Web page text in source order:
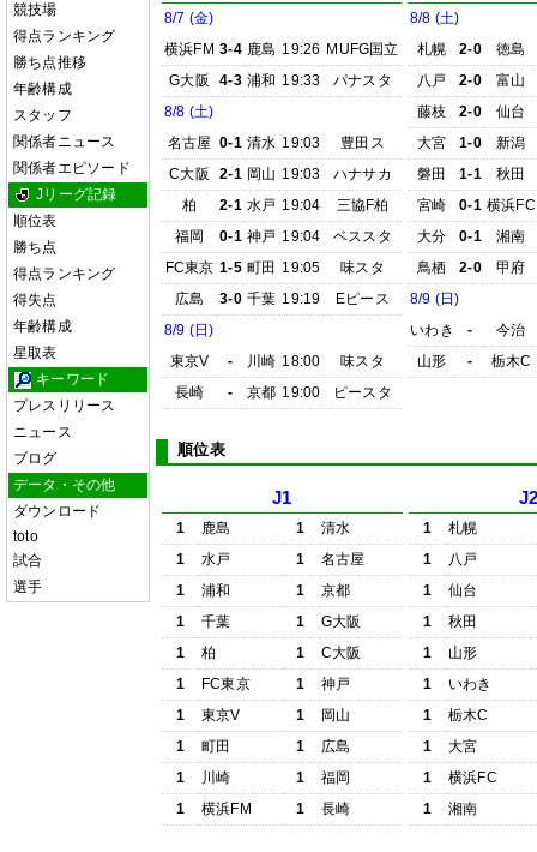
競技場
得点ランキング
勝ち点推移
年齢構成
スタッフ
関係者ニュース
関係者エピソード
Jリーグ記録
順位表
勝ち点
得点ランキング
得失点
年齢構成
星取表
キーワード
プレスリリース
ニュース
ブログ
データ・その他
ダウンロード
toto
試合
選手
8/7 (金)
横浜FM 3-4 鹿島 19:26 MUFG国立
G大阪
4-3 浦和 19:33
パナスタ
8/8 (土)
名古屋 0-1 清水 19:03
豊田ス
C大阪
2-1 岡山 19:03
ハナサカ
柏
2-1 水戸 19:04
三協F柏
福岡
0-1 神戸 19:04
ベススタ
FC東京 1-5 町田 19:05
味スタ
広島
3-0 千葉 19:19
Eピース
8/9 (日)
東京V
- 川崎 18:00
味スタ
長崎
- 京都 19:00 ピースタ
8/8 (土)
札幌
2-0
徳島
八戸
2-0
富山
藤枝
2-0
仙台
大宮
1-0
新潟
磐田
1-1
秋田
宮崎
0-1 横浜FC
大分
0-1
湘南
鳥栖
2-0
甲府
8/9 (日)
いわき
-
今治
山形
- 栃木C
順位表
J1
1 鹿島 1
清水
1
水戸 1
名古屋
1
浦和 1
京都
1
千葉 1
G大阪
1
柏 1
C大阪
1
FC東京 1
神戸
1
東京V 1
岡山
1
町田 1
広島
1
川崎 1
福岡
1
横浜FM 1 長崎
1
札幌
1
八戸
1
仙台
1
秋田
1
山形
1
いわき
1
栃木C
1
大宮
1
横浜FC
1
湘南